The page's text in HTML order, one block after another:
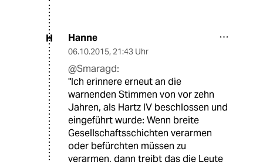
H Hanne
06.10.2015, 21:43 Uhr
@Smaragd:
"Ich erinnere erneut an die
warnenden Stimmen von vor zehn
Jahren, als Hartz IV beschlossen und
eingeführt wurde: Wenn breite
Gesellschaftsschichten verarmen
oder befürchten müssen zu
verarmen, dann treibt das die Leute